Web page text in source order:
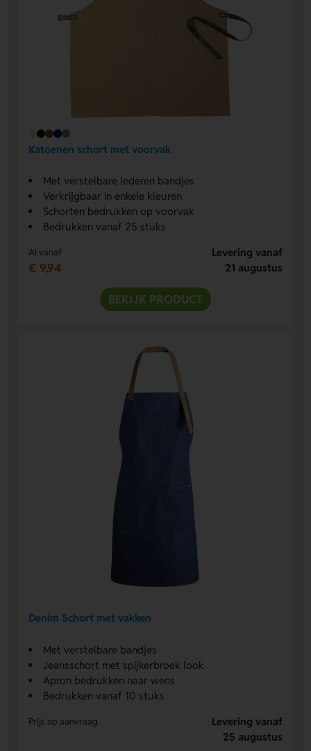
Katoenen schort met voorvak
Met verstelbare lederen bandjes
Verkrijgbaar in enkele kleuren
Schorten bedrukken op voorvak
Bedrukken vanaf 25 stuks
Al vanaf
€ 9,94
Levering vanaf
21 augustus
BEKIJK PRODUCT
Denim Schort met vakken
Met verstelbare bandjes
Jeansschort met spijkerbroek look
Apron bedrukken naar wens
Bedrukken vanaf 10 stuks
Prijs op aanvraag
Levering vanaf
25 augustus